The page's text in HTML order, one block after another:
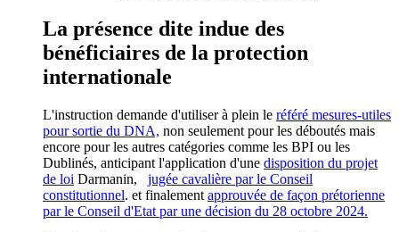
La présence dite indue des
bénéficiaires de la protection
internationale
L'instruction demande d'utiliser à plein le référé mesures-utiles
pour sortie du DNA, non seulement pour les déboutés mais
encore pour les autres catégories comme les BPI ou les
Dublinés, anticipant l'application d'une disposition du projet
de loi Darmanin, jugée cavalière par le Conseil
constitutionnel. et finalement approuvée de façon prétorienne
par le Conseil d'Etat par une décision du 28 octobre 2024.